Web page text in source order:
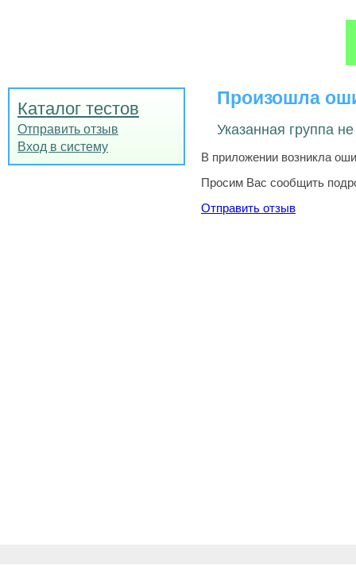
Каталог тестов
Отправить отзыв
Вход в систему
Произошла
Указанная группа
В приложении возникла
Просим Вас сообщить
Отправить отзыв